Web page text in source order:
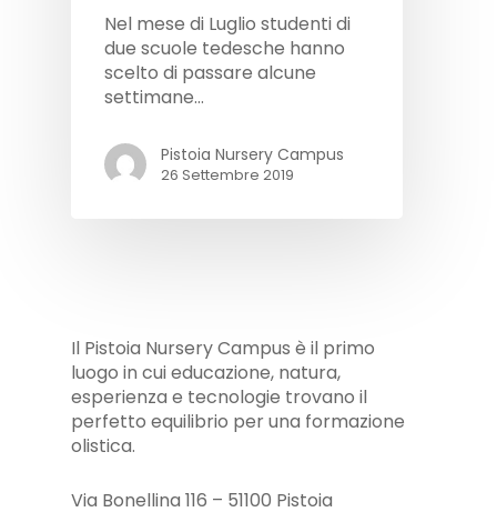
Nel mese di Luglio studenti di
due scuole tedesche hanno
scelto di passare alcune
settimane…
Pistoia Nursery Campus
26 Settembre 2019
Il Pistoia Nursery Campus è il primo
luogo in cui educazione, natura,
esperienza e tecnologie trovano il
perfetto equilibrio per una formazione
olistica.
Via Bonellina 116 – 51100 Pistoia